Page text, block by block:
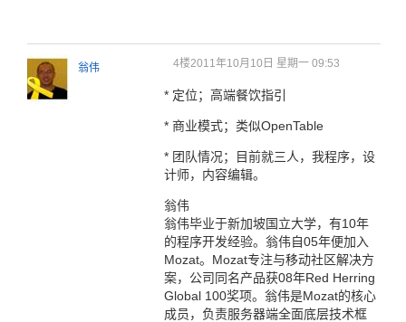
翁伟 4楼2011年10月10日 星期一 09:53
* 定位；高端餐饮指引
* 商业模式；类似OpenTable
* 团队情况；目前就三人，我程序，设
计师，内容编辑。
翁伟
翁伟毕业于新加坡国立大学，有10年
的程序开发经验。翁伟自05年便加入
Mozat。Mozat专注与移动社区解决方
案，公司同名产品获08年Red Herring
Global 100奖项。翁伟是Mozat的核心
成员，负责服务器端全面底层技术框